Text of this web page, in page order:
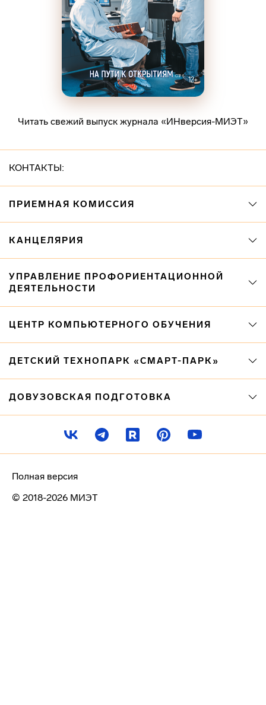
Читать свежий выпуск журнала «ИНверсия-МИЭТ»
КОНТАКТЫ:
ПРИЕМНАЯ КОМИССИЯ
КАНЦЕЛЯРИЯ
УПРАВЛЕНИЕ ПРОФОРИЕНТАЦИОННОЙ
ДЕЯТЕЛЬНОСТИ
ЦЕНТР КОМПЬЮТЕРНОГО ОБУЧЕНИЯ
ДЕТСКИЙ ТЕХНОПАРК «СМАРТ-ПАРК»
ДОВУЗОВСКАЯ ПОДГОТОВКА
© 2018-2026 МИЭТ
Полная версия